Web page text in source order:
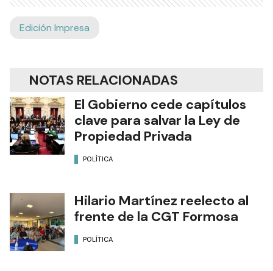
Edición Impresa
NOTAS RELACIONADAS
El Gobierno cede capítulos
clave para salvar la Ley de
Propiedad Privada
POLÍTICA
Hilario Martínez reelecto al
frente de la CGT Formosa
POLÍTICA